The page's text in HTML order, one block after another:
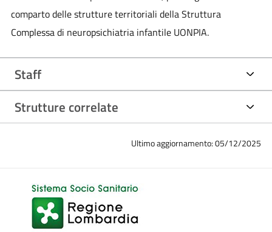
comparto delle strutture territoriali della Struttura
Complessa di neuropsichiatria infantile UONPIA.
Staff
Strutture correlate
Ultimo aggiornamento: 05/12/2025